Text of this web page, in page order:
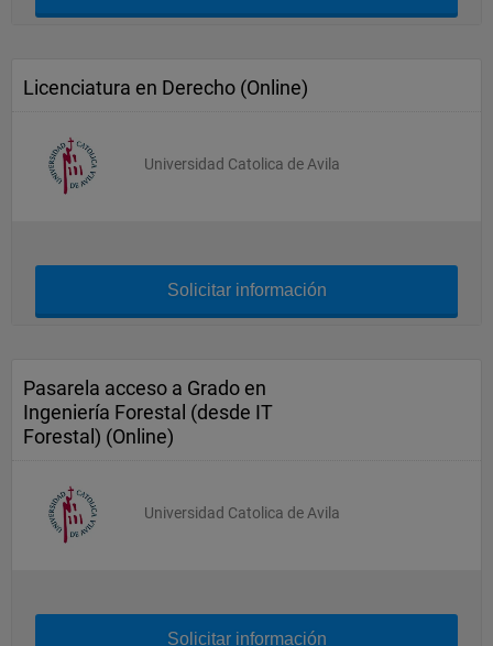
Licenciatura en Derecho (Online)
Universidad Catolica de Avila
Solicitar información
Pasarela acceso a Grado en
Ingeniería Forestal (desde IT
Forestal) (Online)
Universidad Catolica de Avila
Solicitar información